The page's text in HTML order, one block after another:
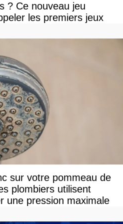
? Ce nouveau jeu
les premiers jeux
sur votre pommeau de
plombiers utilisent
une pression maximale